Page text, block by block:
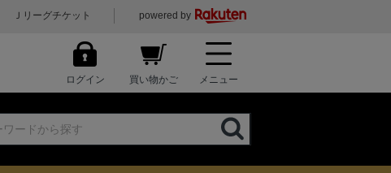
Ｊリーグチケット powered by
ログイン 買い物かご メニュー